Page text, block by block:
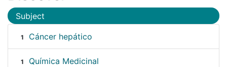
Subject
1 Cáncer hepático
1 Química Medicinal